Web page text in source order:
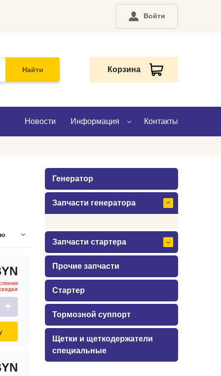
Войти
Найти Корзина
Новости Информация
Доставка
Оплата
Контакты
+
Генератор
Запчасти генератора
Запчасти стартера
Прочие запчасти
Стартер
Тормозной суппорт
Щетки и щеткодержатели
специальные